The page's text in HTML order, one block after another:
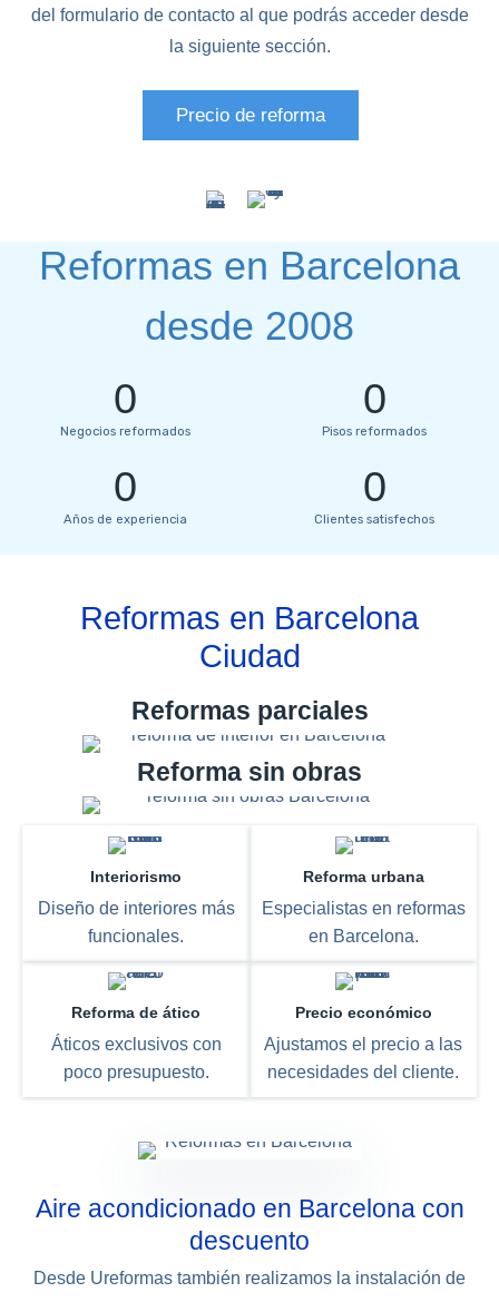
del formulario de contacto al que podrás acceder desde
la siguiente sección.
Precio de reforma
Reformas en Barcelona
desde 2008
0
Negocios reformados
0
Pisos reformados
0
Años de experiencia
0
Clientes satisfechos
Reformas en Barcelona
Ciudad
Reformas parciales
Reforma sin obras
Interiorismo
Diseño de interiores más
funcionales.
Reforma urbana
Especialistas en reformas
en Barcelona.
Reforma de ático
Áticos exclusivos con
poco presupuesto.
Precio económico
Ajustamos el precio a las
necesidades del cliente.
Aire acondicionado en Barcelona con
descuento
Desde Ureformas también realizamos la instalación de